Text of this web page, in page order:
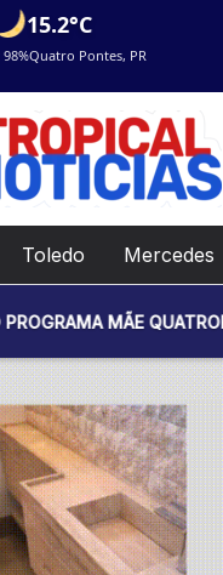
15.2°C
Quatro Pontes, PR
Toledo Mercedes